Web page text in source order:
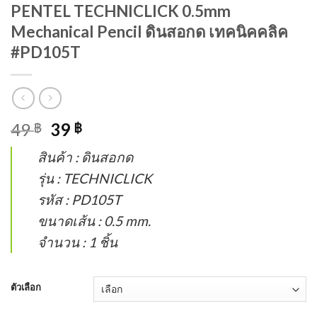
PENTEL TECHNICLICK 0.5mm
Mechanical Pencil ดินสอกด เทคนิคคลิค
#PD105T
49฿ 39 ฿
สินค้า : ดินสอกด
รุ่น : TECHNICLICK
รหัส : PD105T
ขนาดเส้น : 0.5 mm.
จำนวน : 1 ชิ้น
ตัวเลือก